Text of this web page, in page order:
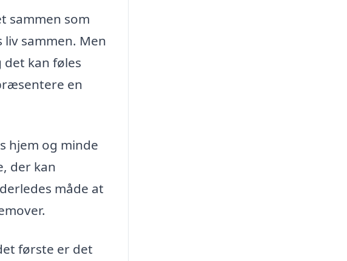
sammen som
sammen. Men
kan føles
en
hjem og minde
der kan
måde at
første er det